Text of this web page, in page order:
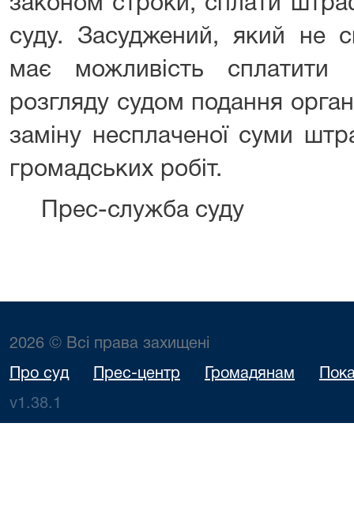
законом строки, сплати
суду. Засуджений, який не
має можливість сплатити
розгляду судом подання
заміну несплаченої суми
громадських робіт.
Прес-служба суду
2026 © Всі права захищені
Про суд Прес-центр Громадянам
v1.38.1